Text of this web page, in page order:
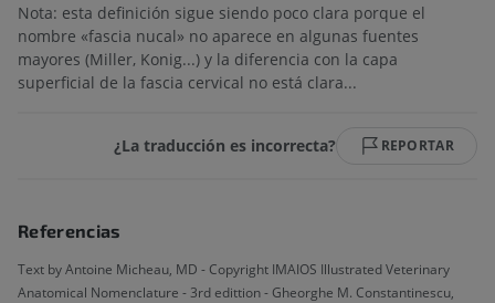
Nota: esta definición sigue siendo poco clara porque el
nombre «fascia nucal» no aparece en algunas fuentes
mayores (Miller, Konig...) y la diferencia con la capa
superficial de la fascia cervical no está clara...
¿La traducción es incorrecta? REPORTAR
Referencias
Text by Antoine Micheau, MD - Copyright IMAIOS Illustrated Veterinary
Anatomical Nomenclature - 3rd edittion - Gheorghe M. Constantinescu,